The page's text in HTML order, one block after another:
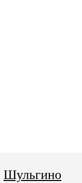
Шульгино